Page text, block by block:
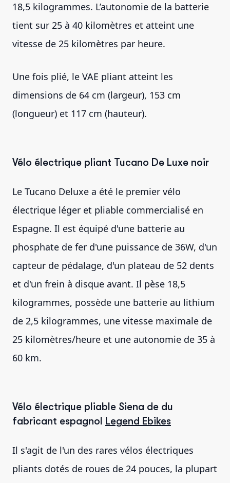
18,5 kilogrammes. L’autonomie de la batterie
tient sur 25 à 40 kilomètres et atteint une
vitesse de 25 kilomètres par heure.
Une fois plié, le VAE pliant atteint les
dimensions de 64 cm (largeur), 153 cm
(longueur) et 117 cm (hauteur).
Vélo électrique pliant Tucano De Luxe noir
Le Tucano Deluxe a été le premier vélo
électrique léger et pliable commercialisé en
Espagne. Il est équipé d'une batterie au
phosphate de fer d'une puissance de 36W, d'un
capteur de pédalage, d'un plateau de 52 dents
et d'un frein à disque avant. Il pèse 18,5
kilogrammes, possède une batterie au lithium
de 2,5 kilogrammes, une vitesse maximale de
25 kilomètres/heure et une autonomie de 35 à
60 km.
Vélo électrique pliable Siena de du
fabricant espagnol
Legend Ebikes
Il s'agit de l'un des rares vélos électriques
pliants dotés de roues de 24 pouces, la plupart